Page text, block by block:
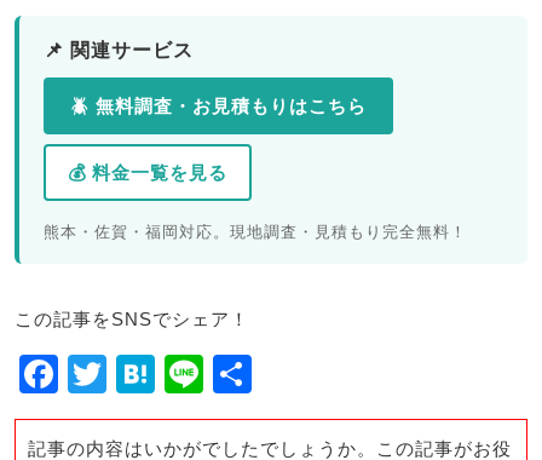
📌 関連サービス
🪲 無料調査・お見積もりはこちら
💰 料金一覧を見る
熊本・佐賀・福岡対応。現地調査・見積もり完全無料！
この記事をSNSでシェア！
F
a
T
wi
H
at
Li
n 有
記事の内容はいかがでしたでしょうか。この記事がお役